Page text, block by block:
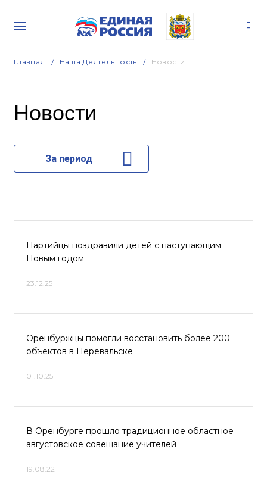
Главная Наша Деятельность Новости
Новости
За период
Партийцы поздравили детей с наступающим
Новым годом
23.12.25
Оренбуржцы помогли восстановить более 200
объектов в Перевальске
01.10.25
В Оренбурге прошло традиционное областное
августовское совещание учителей
19.08.22